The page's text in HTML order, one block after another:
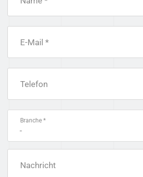
E-Mail *
Telefon
Branche *
-
Nachricht